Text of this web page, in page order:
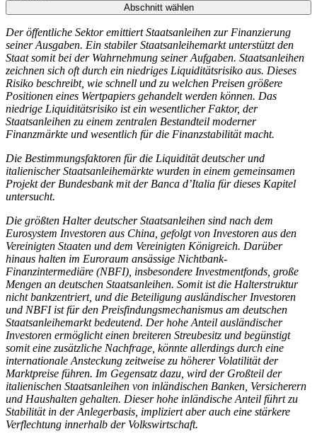
Abschnitt wählen
Der öffentliche Sektor emittiert Staatsanleihen zur Finanzierung
seiner Ausgaben. Ein stabiler Staatsanleihemarkt unterstützt den
Staat somit bei der Wahrnehmung seiner Aufgaben. Staatsanleihen
zeichnen sich oft durch ein niedriges Liquiditätsrisiko aus. Dieses
Risiko beschreibt, wie schnell und zu welchen Preisen größere
Positionen eines Wertpapiers gehandelt werden können. Das
niedrige Liquiditätsrisiko ist ein wesentlicher Faktor, der
Staatsanleihen zu einem zentralen Bestandteil moderner
Finanzmärkte und wesentlich für die Finanzstabilität macht.
Die Bestimmungsfaktoren für die Liquidität deutscher und
italienischer Staatsanleihemärkte wurden in einem gemeinsamen
Projekt der Bundesbank mit der Banca d’Italia für dieses Kapitel
untersucht.
Die größten Halter deutscher Staatsanleihen sind nach dem
Eurosystem Investoren aus China, gefolgt von Investoren aus den
Vereinigten Staaten und dem Vereinigten Königreich. Darüber
hinaus halten im Euroraum ansässige Nichtbank-
Finanzintermediäre (NBFI), insbesondere Investmentfonds, große
Mengen an deutschen Staatsanleihen. Somit ist die Halterstruktur
nicht bankzentriert, und die Beteiligung ausländischer Investoren
und NBFIist für den Preisfindungsmechanismus am deutschen
Staatsanleihemarkt bedeutend. Der hohe Anteil ausländischer
Investoren ermöglicht einen breiteren Streubesitz und begünstigt
somit eine zusätzliche Nachfrage, könnte allerdings durch eine
internationale Ansteckung zeitweise zu höherer Volatilität der
Marktpreise führen. Im Gegensatz dazu, wird der Großteil der
italienischen Staatsanleihen von inländischen Banken, Versicherern
und Haushalten gehalten. Dieser hohe inländische Anteil führt zu
Stabilität in der Anlegerbasis, impliziert aber auch eine stärkere
Verflechtung innerhalb der Volkswirtschaft.